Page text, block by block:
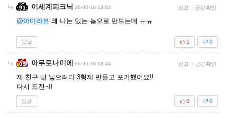
이세계피크닉 26-05-16 13:02 신고 | 공감 확인
@아마라뷰 왜 나는 있는 놈으로 만드는데 ㅠㅠ
답글 0
1
아무로나미에 26-05-16 13:44 신고 | 공감 확인
제 친구 딸 낳으려다 3형제 만들고 포기했어요!!
다시 도전~!!
답글 0
0